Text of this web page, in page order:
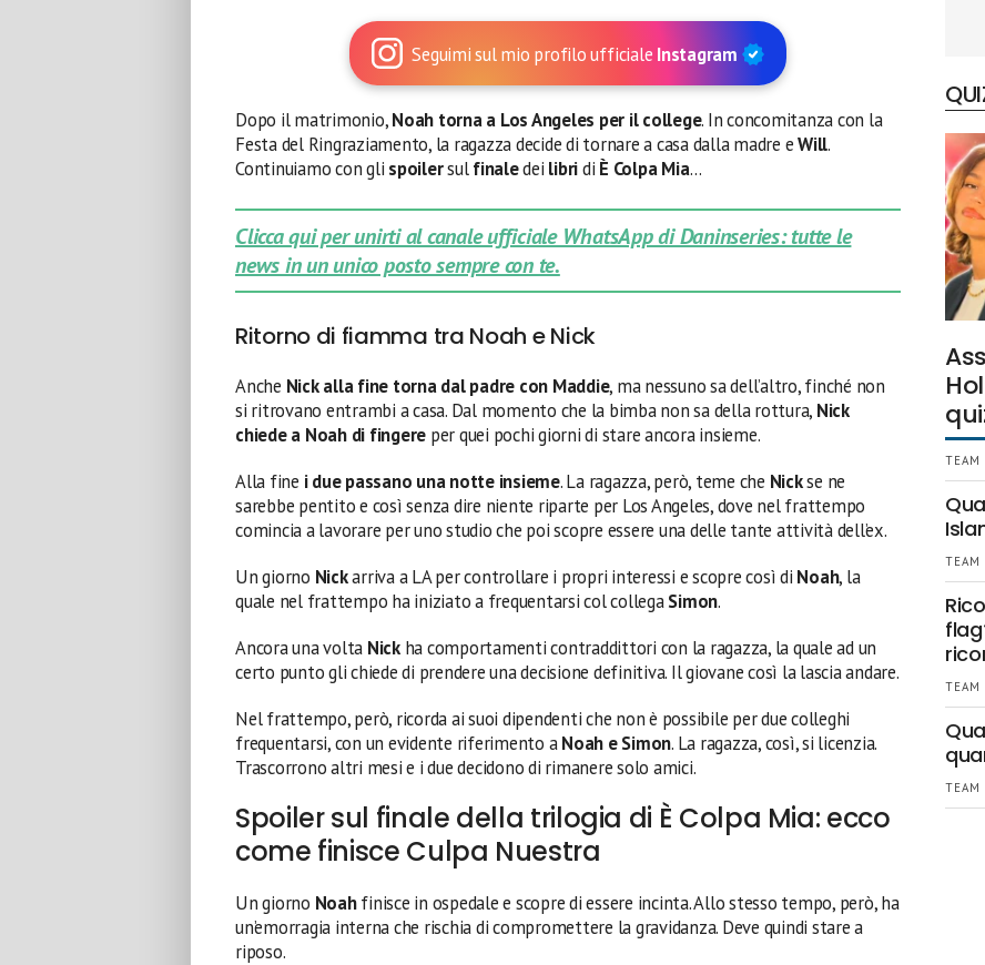
Seguimi sul mio profilo ufficiale Instagram
Dopo il matrimonio,Noah torna a Los Angeles per il college. In concomitanza con la
Festa del Ringraziamento, la ragazza decide di tornare a casa dalla madre eWill.
Continuiamo con gli spoilersulfinaledei libridi È Colpa Mia…
Clicca qui per unirti al canale ufficiale WhatsApp di Daninseries: tutte le
news in un unico posto sempre con te.
Ritorno di fiamma tra Noah e Nick
Anche Nick alla fine torna dal padre con Maddie, ma nessuno sa dell’altro, finché non
si ritrovano entrambi a casa. Dal momento che la bimba non sa della rottura, Nick
chiede a Noah di fingere per quei pochi giorni di stare ancora insieme.
Alla fine i due passano una notte insieme. La ragazza, però, teme che Nickse ne
sarebbe pentito e così senza dire niente riparte per Los Angeles, dove nel frattempo
comincia a lavorare per uno studio che poi scopre essere una delle tante attività dell’ex.
Un giorno Nickarriva a LA per controllare i propri interessi e scopre così di Noah, la
quale nel frattempo ha iniziato a frequentarsi col collegaSimon.
Ancora una volta Nickha comportamenti contraddittori con la ragazza, la quale ad un
certo punto gli chiede di prendere una decisione definitiva. Il giovane così la lascia andare.
Nel frattempo, però, ricorda ai suoi dipendenti che non è possibile per due colleghi
frequentarsi, con un evidente riferimento aNoah e Simon. La ragazza, così, si licenzia.
Trascorrono altri mesi e i due decidono di rimanere solo amici.
Spoiler sul finale della trilogia di È Colpa Mia: ecco
come finisce Culpa Nuestra
Un giorno Noahfinisce in ospedale e scopre di essere incinta. Allo stesso tempo, però, ha
un’emorragia interna che rischia di compromettere la gravidanza. Deve quindi stare a
riposo.